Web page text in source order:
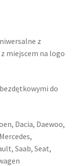
z
miejscem na logo
do
Dacia, Daewoo,
Saab, Seat,